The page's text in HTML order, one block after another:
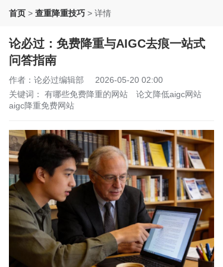
首页 > 查重降重技巧 > 详情
论必过：免费降重与AIGC去痕一站式
问答指南
作者：论必过编辑部
2026-05-20 02:00
关键词： 有哪些免费降重的网站
论文降低aigc网站
aigc降重免费网站